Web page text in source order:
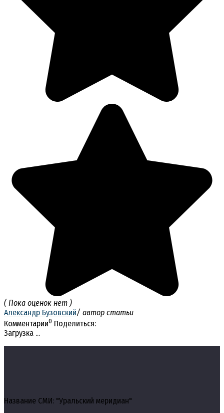
( Пока оценок нет )
Александр Бузовский/ автор статьи
Комментарии0 Поделиться:
Загрузка ...
Название СМИ: "Уральский меридиан"